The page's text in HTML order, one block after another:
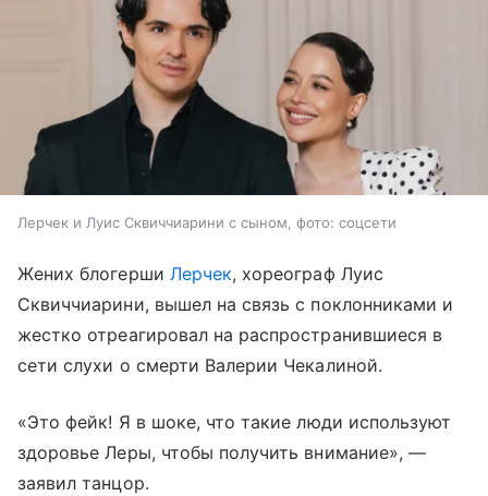
Лерчек и Луис Сквиччиарини с сыном, фото: соцсети
Жених блогерши Лерчек, хореограф Луис
Сквиччиарини, вышел на связь с поклонниками и
жестко отреагировал на распространившиеся в
сети слухи о смерти Валерии Чекалиной.
«Это фейк! Я в шоке, что такие люди используют
здоровье Леры, чтобы получить внимание», —
заявил танцор.